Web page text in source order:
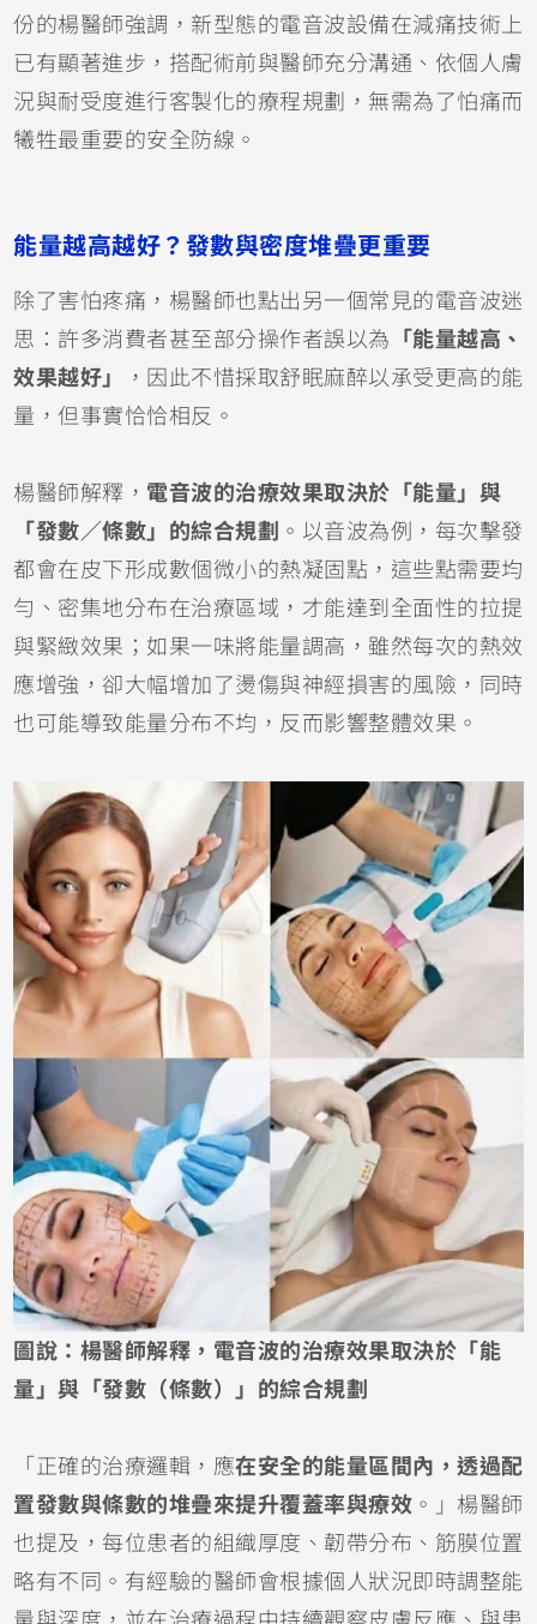
份的楊醫師強調，新型態的電音波設備在減痛技術上
已有顯著進步，搭配術前與醫師充分溝通、依個人膚
況與耐受度進行客製化的療程規劃，無需為了怕痛而
犧牲最重要的安全防線。
能量越高越好？發數與密度堆疊更重要
除了害怕疼痛，楊醫師也點出另一個常見的電音波迷
思：許多消費者甚至部分操作者誤以為 「能量越高、
效果越好」
，因此不惜採取舒眠麻醉以承受更高的能
量，但事實恰恰相反。
楊醫師解釋， 電音波的治療效果取決於「能量」與
「發數／條數」的綜合規劃 。以音波為例，每次擊發
都會在皮下形成數個微小的熱凝固點，這些點需要均
勻、密集地分布在治療區域，才能達到全面性的拉提
與緊緻效果；如果一味將能量調高，雖然每次的熱效
應增強，卻大幅增加了燙傷與神經損害的風險，同時
也可能導致能量分布不均，反而影響整體效果。
圖說：楊醫師解釋，電音波的治療效果取決於「能
量」與「發數（條數）」的綜合規劃
「正確的治療邏輯，應在安全的能量區間內，透過配
置發數與條數的堆疊來提升覆蓋率與療效 。」楊醫師
也提及，每位患者的組織厚度、韌帶分布、筋膜位置
略有不同。有經驗的醫師會根據個人狀況即時調整能